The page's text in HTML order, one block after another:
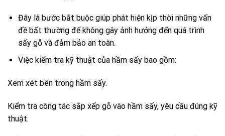
Đây là bước bắt buộc giúp phát hiện kịp thời những vấn
đề bất thường để không gây ảnh hưởng đến quá trình
sấy gỗ và đảm bảo an toàn.
Việc kiểm tra kỹ thuật của hầm sấy bao gồm:
Xem xét bên trong hầm sấy.
Kiểm tra công tác sắp xếp gỗ vào hầm sấy, yêu cầu đúng kỹ
thuật.